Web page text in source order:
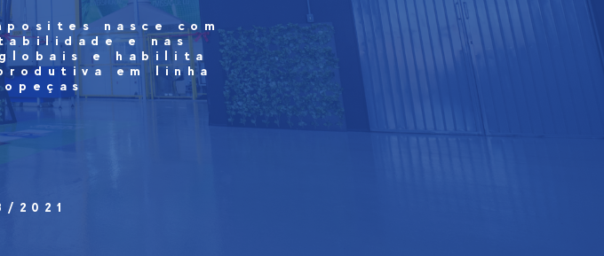
nasce com
e nas
e habilita
em linha
2021